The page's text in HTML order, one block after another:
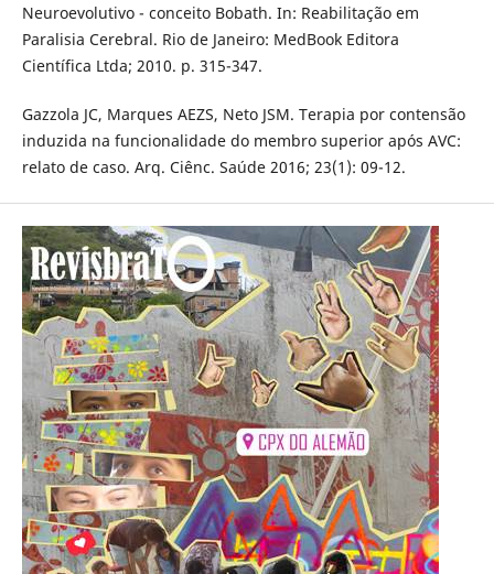
Neuroevolutivo - conceito Bobath. In: Reabilitação em
Paralisia Cerebral. Rio de Janeiro: MedBook Editora
Científica Ltda; 2010. p. 315-347.
Gazzola JC, Marques AEZS, Neto JSM. Terapia por contensão
induzida na funcionalidade do membro superior após AVC:
relato de caso. Arq. Ciênc. Saúde 2016; 23(1): 09-12.